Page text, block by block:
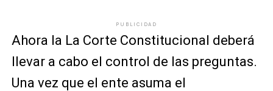
PUBLICIDAD
Ahora la La Corte Constitucional deberá
llevar a cabo el control de las preguntas.
Una vez que el ente asuma el